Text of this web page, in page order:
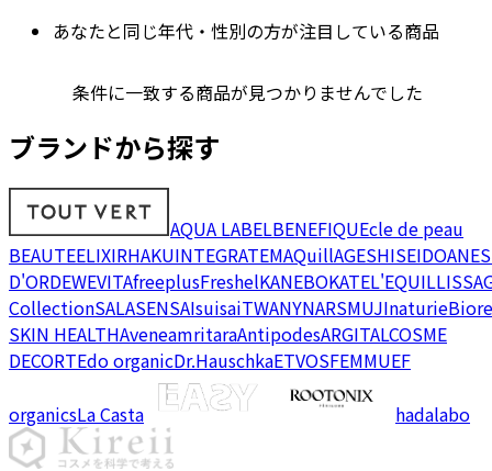
あなたと同じ年代・性別の方が注目している商品
条件に一致する商品が見つかりませんでした
ブランドから探す
AQUA LABELBENEFIQUEcle de peau
BEAUTEELIXIRHAKUINTEGRATEMAQuillAGESHISEIDO
D'ORDEWEVITAfreeplusFreshelKANEBOKATEL'EQUIL
CollectionSALASENSAIsuisaiTWANYNARSMUJInaturieBiore
SKIN HEALTHAveneamritaraAntipodesARGITALCOSME
DECORTEdo organicDr.HauschkaETVOSFEMMUEF
organicsLa Casta hadalabo